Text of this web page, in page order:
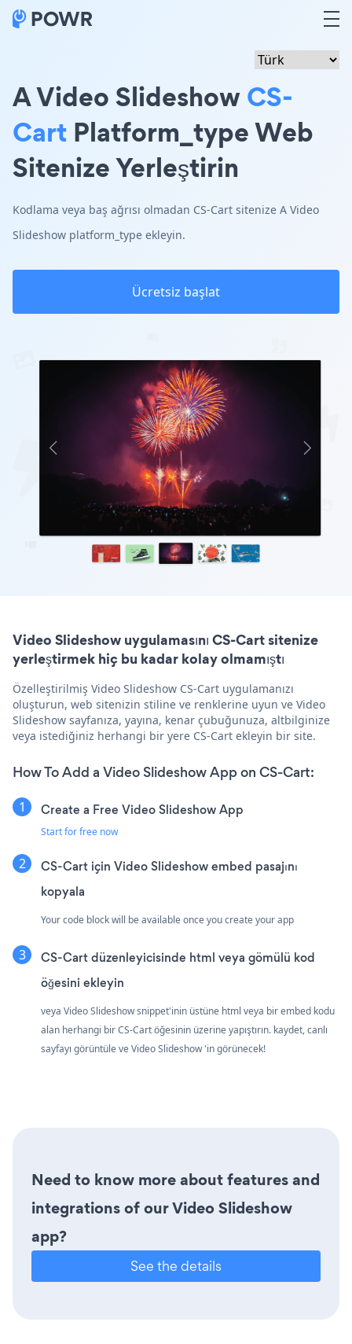
A Video SlideshowCS-
Cart Platform_type Web
Sitenize Yerleştirin
Kodlama veya baş ağrısı olmadan CS-Cart sitenize A Video
Slideshow platform_type ekleyin.
Ücretsiz başlat
Video Slideshow uygulamasını CS-Cart sitenize
yerleştirmek hiç bu kadar kolay olmamıştı
Özelleştirilmiş Video Slideshow CS-Cart uygulamanızı
oluşturun, web sitenizin stiline ve renklerine uyun ve Video
Slideshow sayfanıza, yayına, kenar çubuğunuza, altbilginize
veya istediğiniz herhangi bir yere CS-Cart ekleyin bir site.
How To Add a Video Slideshow App on CS-Cart:
Create a Free Video Slideshow App
Start for free now
CS-Cart için Video Slideshow embed pasajını
kopyala
Your code block will be available once you create your app
CS-Cart düzenleyicisinde html veya gömülü kod
öğesini ekleyin
veya Video Slideshow snippet'inin üstüne html veya bir embed kodu
alan herhangi bir CS-Cart öğesinin üzerine yapıştırın. kaydet, canlı
sayfayı görüntüle ve Video Slideshow 'in görünecek!
Need to know more about features and
integrations of our Video Slideshow
app?
See the details